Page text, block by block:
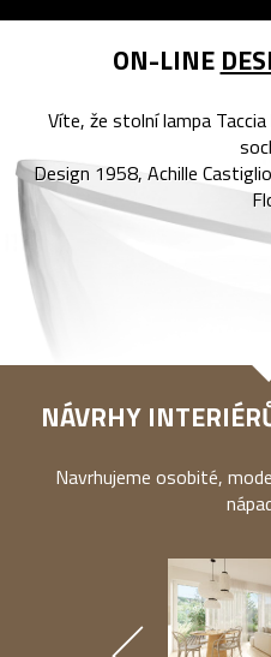
ON-LINE
Víte, že stolní lampa
Design 1958, Achille
NÁVRHY
Navrhujeme osobité,